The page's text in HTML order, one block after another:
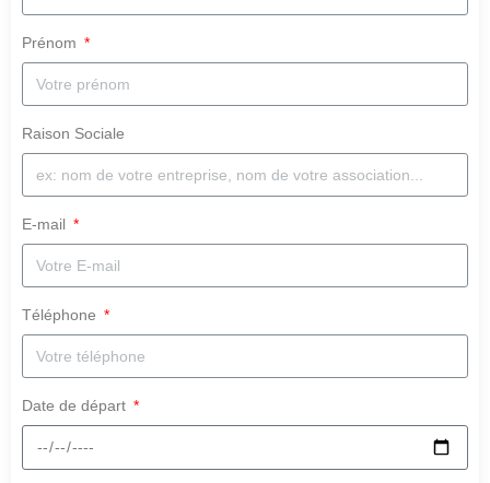
Prénom
Raison Sociale
E-mail
Téléphone
Date de départ